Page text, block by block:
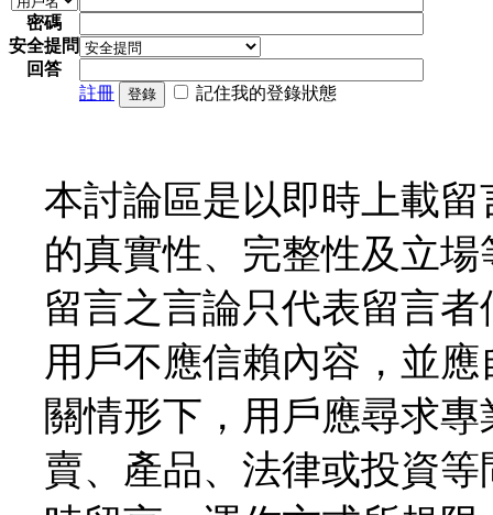
密碼
安全提問
回答
註冊
登錄 記住我的登錄狀態
本討論區是以即時上載
的真實性、完整性及立
留言之言論只代表留言
用戶不應信賴內容，並
關情形下，用戶應尋求
賣、產品、法律或投資